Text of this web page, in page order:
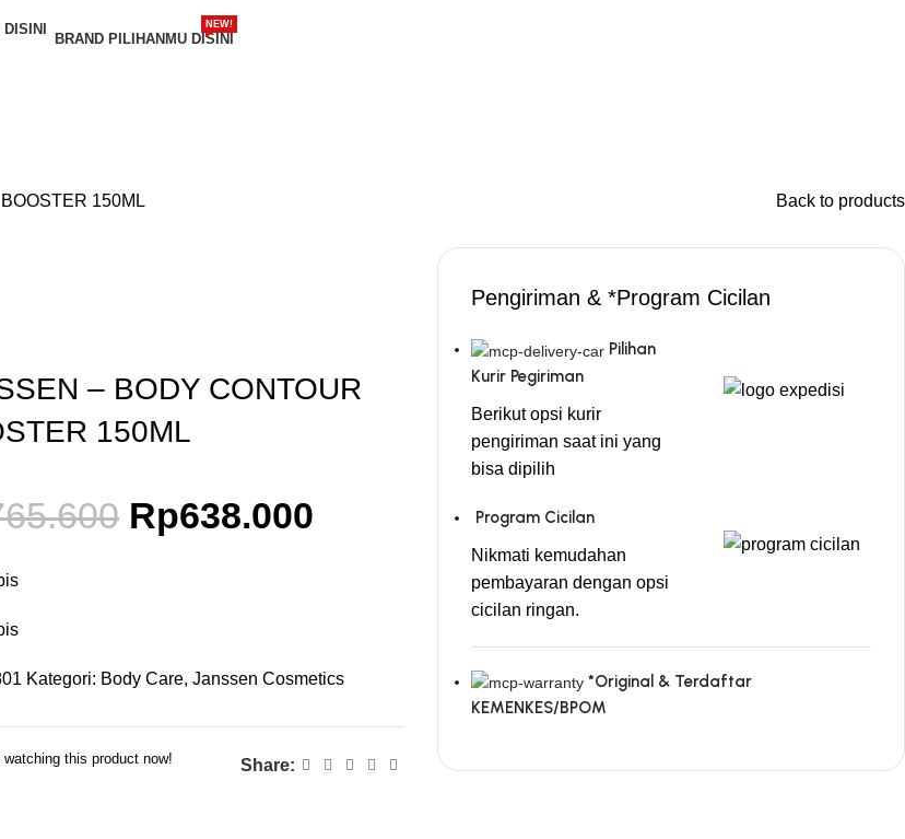
BRAND PILIHANMU DISINI
NEW!
150ML Back to products
– BODY CONTOUR
150ML
Rp638.000
Kategori: Body Care, Janssen Cosmetics
watching this product now! Share:
Pengiriman & *Program Cicilan
Pilihan
Kurir Pegiriman
Berikut opsi kurir
pengiriman saat ini yang
bisa dipilih
Program Cicilan
Nikmati kemudahan
pembayaran dengan opsi
cicilan ringan.
*Original & Terdaftar
KEMENKES/BPOM